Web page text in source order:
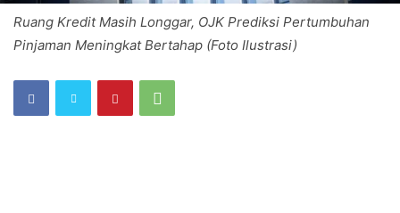
Ruang Kredit Masih Longgar, OJK Prediksi Pertumbuhan
Pinjaman Meningkat Bertahap (Foto Ilustrasi)